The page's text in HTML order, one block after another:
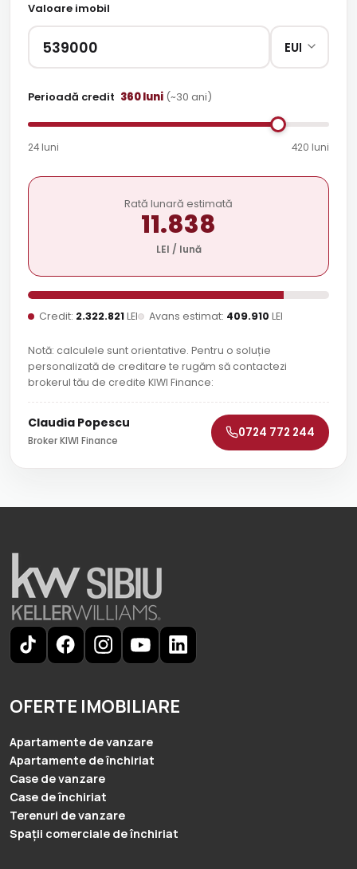
Valoare imobil
Perioadă credit 360luni (~30 ani)
24 luni 420 luni
Rată lunară estimată
11.838
LEI / lună
Credit: 2.322.821LEI Avans estimat: 409.910 LEI
Notă: calculele sunt orientative. Pentru o soluție
personalizată de creditare te rugăm să contactezi
brokerul tău de credite KIWI Finance:
Claudia Popescu
Broker KIWI Finance
0724 772 244
OFERTE IMOBILIARE
Apartamente de vanzare
Apartamente de închiriat
Case de vanzare
Case de închiriat
Terenuri de vanzare
Spații comerciale de închiriat